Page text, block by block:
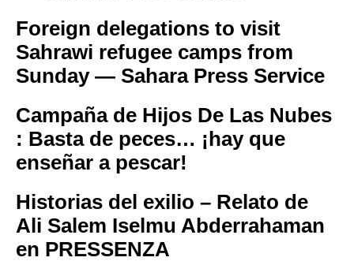
Foreign delegations to visit
Sahrawi refugee camps from
Sunday — Sahara Press Service
Campaña de Hijos De Las Nubes
: Basta de peces… ¡hay que
enseñar a pescar!
Historias del exilio – Relato de
Ali Salem Iselmu Abderrahaman
en PRESSENZA